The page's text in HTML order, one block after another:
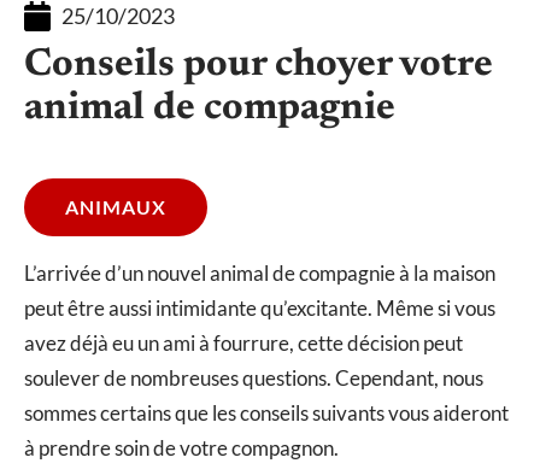
25/10/2023
Conseils pour choyer votre
animal de compagnie
ANIMAUX
L’arrivée d’un nouvel animal de compagnie à la maison
peut être aussi intimidante qu’excitante. Même si vous
avez déjà eu un ami à fourrure, cette décision peut
soulever de nombreuses questions. Cependant, nous
sommes certains que les conseils suivants vous aideront
à prendre soin de votre compagnon.